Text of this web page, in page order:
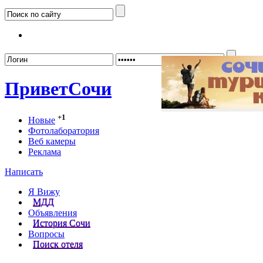
ПриветСочи
Новые +1
Фотолаборатория
Веб камеры
Реклама
Написать
Я Вижу
МДД
Объявления
История Сочи
Вопросы
Поиск отеля